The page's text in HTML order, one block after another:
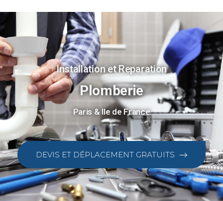
Installation et Reparation
Plomberie
Paris & Ile de France
DEVIS ET DÉPLACEMENT GRATUITS